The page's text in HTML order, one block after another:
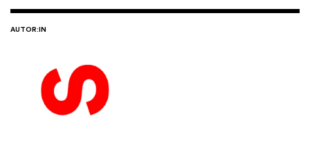
AUTOR:IN